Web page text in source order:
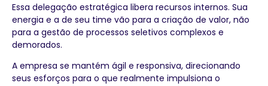
Essa delegação estratégica libera recursos internos. Sua
energia e a de seu time vão para a criação de valor, não
para a gestão de processos seletivos complexos e
demorados.
A empresa se mantém ágil e responsiva, direcionando
seus esforços para o que realmente impulsiona o